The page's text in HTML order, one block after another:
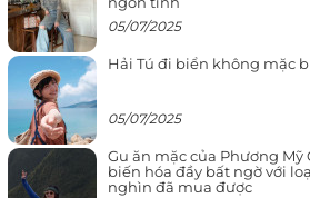
05/07/2025
Hải Tú đi biển không mặc
05/07/2025
Gu ăn mặc của Phương Mỹ
biến hóa đầy bất ngờ với
nghìn đã mua được